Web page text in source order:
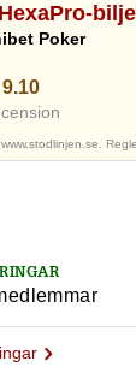
Poker
9.10